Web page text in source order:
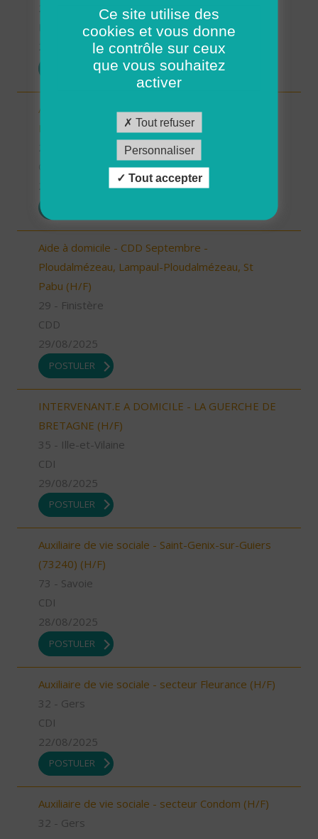
29 - Finistère
Possibilité de CDI ou CDD
29/08/2025
POSTULER
Aide à domicile - CDD Septembre -
Plouarzel/Lampaul-Plouarzel/Ploumoguer (H/F)
Aide à domicile - CDD Septembre -
Ploudalmézeau, Lampaul-Ploudalmézeau, St
Pabu (H/F)
29 - Finistère
CDD
29/08/2025
POSTULER
INTERVENANT.E A DOMICILE - LA GUERCHE DE
BRETAGNE (H/F)
35 - Ille-et-Vilaine
CDI
29/08/2025
POSTULER
Auxiliaire de vie sociale - Saint-Genix-sur-Guiers
(73240) (H/F)
73 - Savoie
CDI
28/08/2025
POSTULER
Auxiliaire de vie sociale - secteur Fleurance (H/F)
32 - Gers
CDI
22/08/2025
POSTULER
Auxiliaire de vie sociale - secteur Condom (H/F)
32 - Gers
Ce site utilise des
cookies et vous donne
le contrôle sur ceux
que vous souhaitez
activer
Tout refuser
Personnaliser
Tout accepter